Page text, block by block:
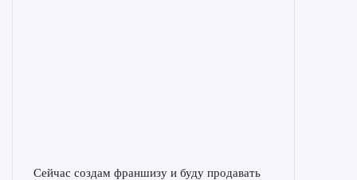
Сейчас создам франшизу и буду продавать